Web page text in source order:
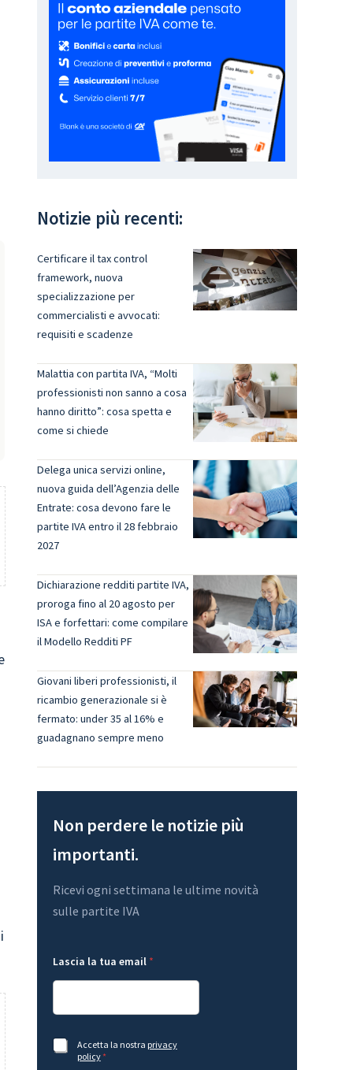
Notizie più recenti:
Certificare il tax control
framework, nuova
specializzazione per
commercialisti e avvocati:
requisiti e scadenze
Malattia con partita IVA, “Molti
professionisti non sanno a cosa
hanno diritto”: cosa spetta e
come si chiede
Delega unica servizi online,
nuova guida dell’Agenzia delle
Entrate: cosa devono fare le
partite IVA entro il 28 febbraio
2027
Dichiarazione redditi partite IVA,
proroga fino al 20 agosto per
ISA e forfettari: come compilare
il Modello Redditi PF
Giovani liberi professionisti, il
ricambio generazionale si è
fermato: under 35 al 16% e
guadagnano sempre meno
Non perdere le notizie più
importanti.
Ricevi ogni settimana le ultime novità
sulle partite IVA
a
a
c
c
a
R
a
Lascia la tua email *
A
c
Accetta la nostra privacy
policy*